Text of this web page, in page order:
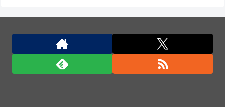
日本兵撃ち施設に131億円…習近平が愛国心を煽った
結果、「抗日テーマパーク｣が中国各地に広がる！